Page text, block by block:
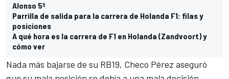
Alonso 5º
Parrilla de salida para la carrera de Holanda F1: filas y
posiciones
A qué hora es la carrera de F1 en Holanda (Zandvoort) y
cómo ver
Nada más bajarse de su RB19, Checo Pérez aseguró